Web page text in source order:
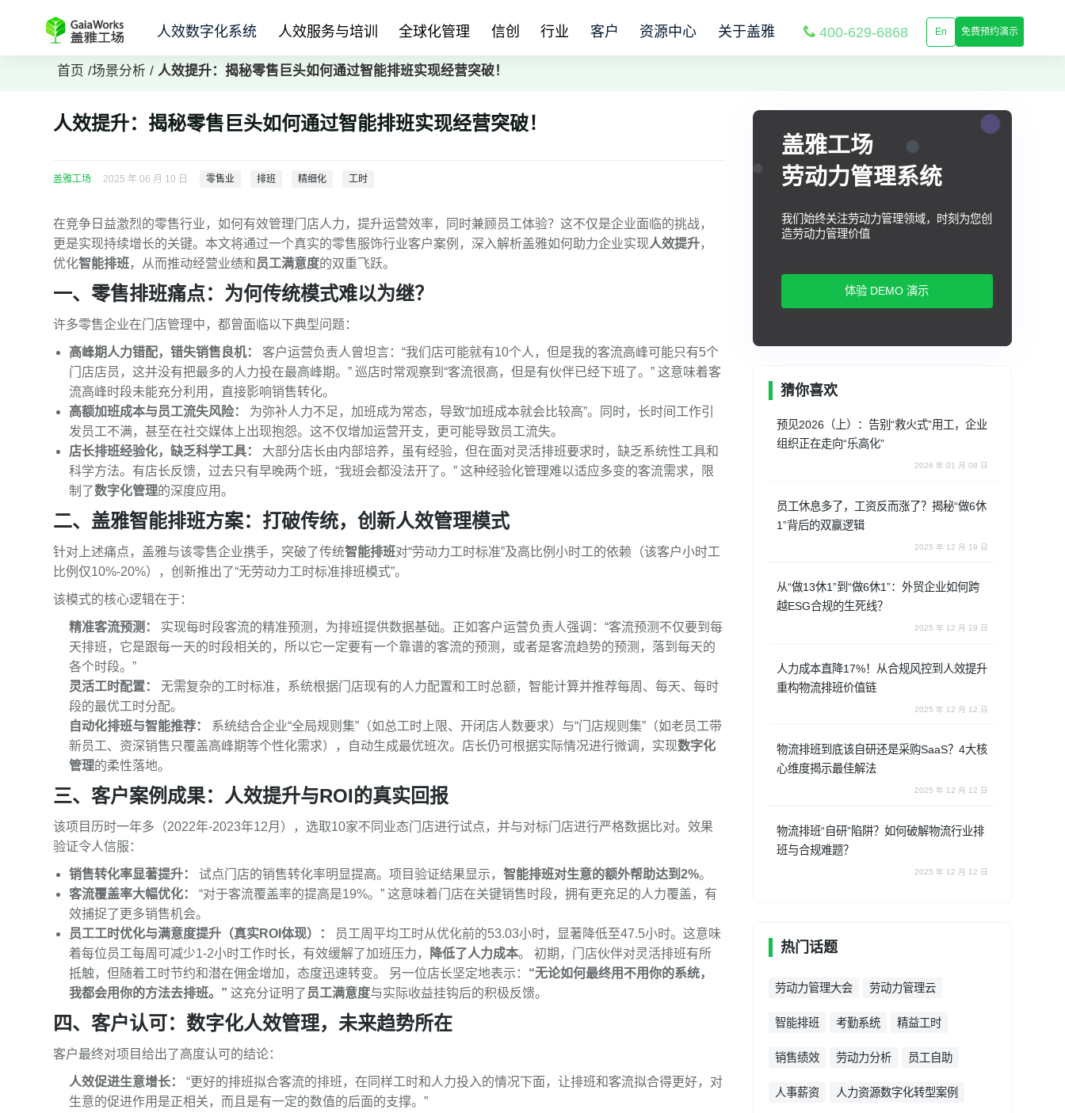
人效数字化系统 人效服务与培训 全球化管理 信创 行业 客户 资源中心 关于盖雅 400-629-6868 En 免费预约演示
首页 /场景分析 / 人效提升：揭秘零售巨头如何通过智能排班实现经营突破！
人效提升：揭秘零售巨头如何通过智能排班实现经营突破！
盖雅工场 2025 年 06 月 10 日 零售业 排班 精细化 工时
在竞争日益激烈的零售行业，如何有效管理门店人力，提升运营效率，同时兼顾员工体验？这不仅是企业面临的挑战，
更是实现持续增长的关键。本文将通过一个真实的零售服饰行业客户案例，深入解析盖雅如何助力企业实现人效提升，
优化智能排班，从而推动经营业绩和 员工满意度的双重飞跃。
一、零售排班痛点：为何传统模式难以为继？
许多零售企业在门店管理中，都曾面临以下典型问题：
高峰期人力错配，错失销售良机：
客户运营负责人曾坦言：“我们店可能就有10个人，但是我的客流高峰可能只有5个
门店店员，这并没有把最多的人力投在最高峰期。” 巡店时常观察到“客流很高，但是有伙伴已经下班了。” 这意味着客
流高峰时段未能充分利用，直接影响销售转化。
高额加班成本与员工流失风险：
为弥补人力不足，加班成为常态，导致“加班成本就会比较高”。同时，长时间工作引
发员工不满，甚至在社交媒体上出现抱怨。这不仅增加运营开支，更可能导致员工流失。
店长排班经验化，缺乏科学工具：
大部分店长由内部培养，虽有经验，但在面对灵活排班要求时，缺乏系统性工具和
科学方法。有店长反馈，过去只有早晚两个班，“我班会都没法开了。” 这种经验化管理难以适应多变的客流需求，限
制了数字化管理的深度应用。
二、盖雅智能排班方案：打破传统，创新人效管理模式
针对上述痛点，盖雅与该零售企业携手，突破了传统智能排班对“劳动力工时标准”及高比例小时工的依赖（该客户小时工
比例仅10%-20%），创新推出了“无劳动力工时标准排班模式”。
该模式的核心逻辑在于：
精准客流预测：
实现每时段客流的精准预测，为排班提供数据基础。正如客户运营负责人强调：“客流预测不仅要到每
天排班，它是跟每一天的时段相关的，所以它一定要有一个靠谱的客流的预测，或者是客流趋势的预测，落到每天的
各个时段。”
灵活工时配置：
无需复杂的工时标准，系统根据门店现有的人力配置和工时总额，智能计算并推荐每周、每天、每时
段的最优工时分配。
自动化排班与智能推荐：
系统结合企业“全局规则集”（如总工时上限、开闭店人数要求）与“门店规则集”（如老员工带
新员工、资深销售只覆盖高峰期等个性化需求），自动生成最优班次。店长仍可根据实际情况进行微调，实现数字化
管理的柔性落地。
三、客户案例成果：人效提升与ROI的真实回报
该项目历时一年多（2022年-2023年12月），选取10家不同业态门店进行试点，并与对标门店进行严格数据比对。效果
验证令人信服：
销售转化率显著提升： 试点门店的销售转化率明显提高。项目验证结果显示，智能排班对生意的额外帮助达到2%。
客流覆盖率大幅优化：
“对于客流覆盖率的提高是19%。” 这意味着门店在关键销售时段，拥有更充足的人力覆盖，有
效捕捉了更多销售机会。
员工工时优化与满意度提升（真实ROI体现）：
员工周平均工时从优化前的53.03小时，显著降低至47.5小时。这意味
着每位员工每周可减少1-2小时工作时长，有效缓解了加班压力，
降低了人力成本。 初期，门店伙伴对灵活排班有所
抵触，但随着工时节约和潜在佣金增加，态度迅速转变。 另一位店长坚定地表示： “无论如何最终用不用你的系统，
我都会用你的方法去排班。” 这充分证明了 员工满意度与实际收益挂钩后的积极反馈。
四、客户认可：数字化人效管理，未来趋势所在
客户最终对项目给出了高度认可的结论：
人效促进生意增长：
“更好的排班拟合客流的排班，在同样工时和人力投入的情况下面，让排班和客流拟合得更好，对
生意的促进作用是正相关，而且是有一定的数值的后面的支撑。”
盖雅工场
劳动力管理系统
我们始终关注劳动力管理领域，时刻为您创
造劳动力管理价值
体验 DEMO 演示
猜你喜欢
预见2026（上）：告别“救火式”用工，企业
组织正在走向“乐高化”
2026 年 01 月 08 日
员工休息多了，工资反而涨了？揭秘“做6休
1”背后的双赢逻辑
2025 年 12 月 19 日
从“做13休1”到“做6休1”：外贸企业如何跨
越ESG合规的生死线？
2025 年 12 月 19 日
人力成本直降17%！从合规风控到人效提升
重构物流排班价值链
2025 年 12 月 12 日
物流排班到底该自研还是采购SaaS？4大核
心维度揭示最佳解法
2025 年 12 月 12 日
物流排班“自研”陷阱？如何破解物流行业排
班与合规难题？
2025 年 12 月 12 日
热门话题
劳动力管理大会 劳动力管理云
智能排班 考勤系统 精益工时
销售绩效 劳动力分析 员工自助
人事薪资 人力资源数字化转型案例